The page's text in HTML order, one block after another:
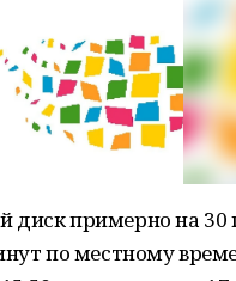
примерно на 30
по местному